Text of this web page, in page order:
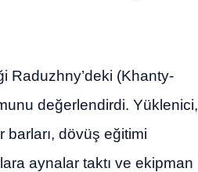
Raduzhny’deki (Khanty-
değerlendirdi. Yüklenici,
dövüş eğitimi
aynalar taktı ve ekipman